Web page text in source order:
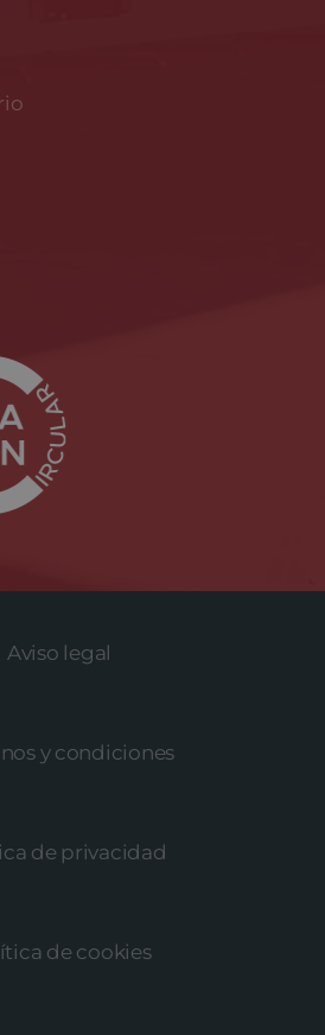
Aviso legal
y condiciones
de privacidad
de cookies